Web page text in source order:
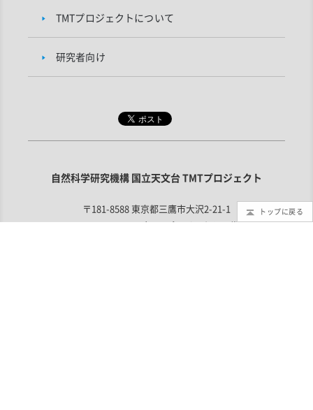
TMTプロジェクトについて
研究者向け
自然科学研究機構 国立天文台 TMTプロジェクト
〒181-8588 東京都三鷹市大沢2-21-1
TEL：0422-34-3524（TMTプロジェクト・代表）
トップに戻る